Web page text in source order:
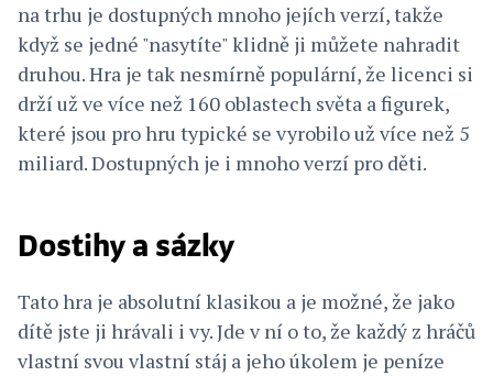
na trhu je dostupných mnoho jejích verzí, takže
když se jedné "nasytíte" klidně ji můžete nahradit
druhou. Hra je tak nesmírně populární, že licenci si
drží už ve více než 160 oblastech světa a figurek,
které jsou pro hru typické se vyrobilo už více než 5
miliard. Dostupných je i mnoho verzí pro děti.
Dostihy a sázky
Tato hra je absolutní klasikou a je možné, že jako
dítě jste ji hrávali i vy. Jde v ní o to, že každý z hráčů
vlastní svou vlastní stáj a jeho úkolem je peníze